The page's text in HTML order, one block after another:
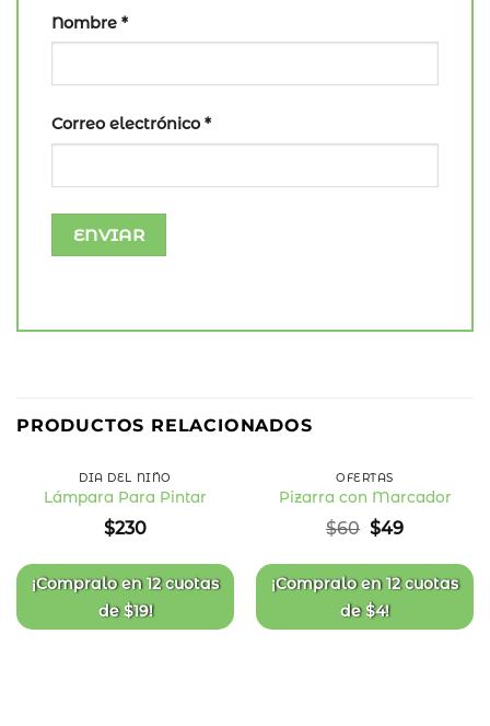
Nombre *
Correo electrónico *
PRODUCTOS RELACIONADOS
de
deseos
DÍA DEL NIÑO
Lámpara Para Pintar
$230
¡Compralo en12 cuotas
de$19!
de
deseos
OFERTAS
Pizarra con Marcador
$60 El
original
era:
$60.
$49El
actual
es:
¡Compralo en12 cuotas
de$4!